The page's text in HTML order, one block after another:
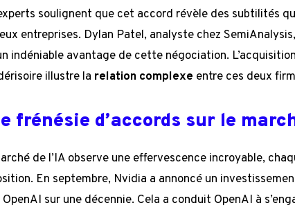
soulignent que cet accord révèle des subtilités
entreprises. Dylan Patel, analyste chez
indéniable avantage de cette négociation.
illustre la relation complexe entre ces deux
frénésie d’accords sur le
de l’IA observe une effervescence incroyable,
En septembre, Nvidia a annoncé un
OpenAI sur une décennie. Cela a conduit OpenAI à